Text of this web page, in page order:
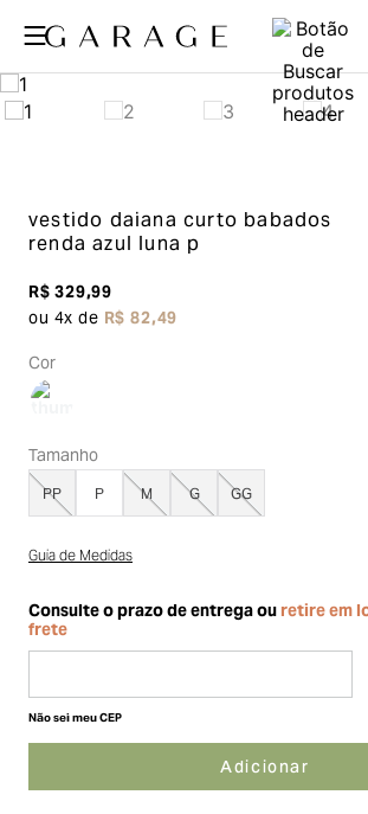
vestido daiana curto babados
renda azul luna p
R$329,99
ou 4x de R$82,49
Cor
Tamanho
PP P M G GG
Guia de Medidas
Não sei meu CEP